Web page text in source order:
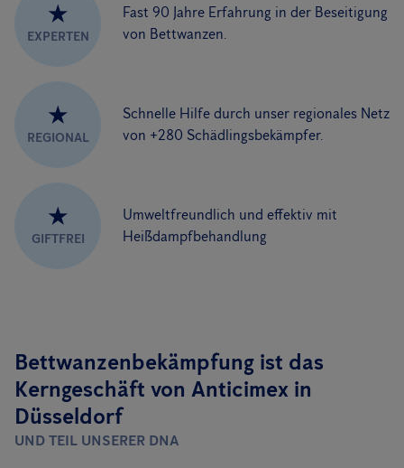
★
EXPERTEN
Fast 90 Jahre Erfahrung in der Beseitigung
von Bettwanzen.
★
REGIONAL
Schnelle Hilfe durch unser regionales Netz
von +280 Schädlingsbekämpfer.
★
GIFTFREI
Umweltfreundlich und effektiv mit
Heißdampfbehandlung
Bettwanzenbekämpfung ist das
Kerngeschäft von Anticimex in
Düsseldorf
UND TEIL UNSERER DNA